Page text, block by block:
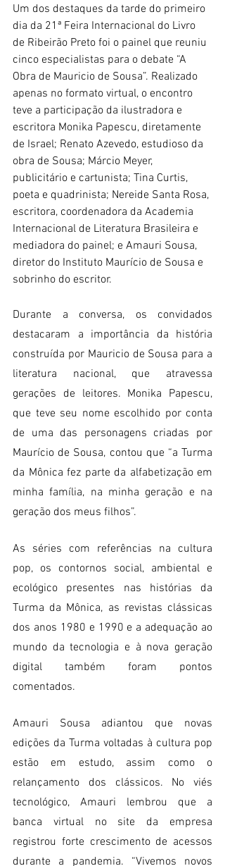
Um dos destaques da tarde do primeiro
dia da 21ª Feira Internacional do Livro
de Ribeirão Preto foi o painel que reuniu
cinco especialistas para o debate “A
Obra de Mauricio de Sousa”. Realizado
apenas no formato virtual, o encontro
teve a participação da ilustradora e
escritora Monika Papescu, diretamente
de Israel; Renato Azevedo, estudioso da
obra de Sousa; Márcio Meyer,
publicitário e cartunista; Tina Curtis,
poeta e quadrinista; Nereide Santa Rosa,
escritora, coordenadora da Academia
Internacional de Literatura Brasileira e
mediadora do painel; e Amauri Sousa,
diretor do Instituto Maurício de Sousa e
sobrinho do escritor.
Durante a conversa, os convidados
destacaram a importância da história
construída por Mauricio de Sousa para a
literatura nacional, que atravessa
gerações de leitores. Monika Papescu,
que teve seu nome escolhido por conta
de uma das personagens criadas por
Maurício de Sousa, contou que “a Turma
da Mônica fez parte da alfabetização em
minha família, na minha geração e na
geração dos meus filhos”.
As séries com referências na cultura
pop, os contornos social, ambiental e
ecológico presentes nas histórias da
Turma da Mônica, as revistas clássicas
dos anos 1980 e 1990 e a adequação ao
mundo da tecnologia e à nova geração
digital também foram pontos
comentados.
Amauri Sousa adiantou que novas
edições da Turma voltadas à cultura pop
estão em estudo, assim como o
relançamento dos clássicos. No viés
tecnológico, Amauri lembrou que a
banca virtual no site da empresa
registrou forte crescimento de acessos
durante a pandemia. “Vivemos novos